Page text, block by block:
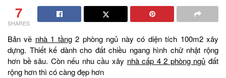
7
SHARES
Bản vẽ nhà 1 tầng2 phòng ngủ này có diện tích 100m2 xây
dựng. Thiết kế dành cho đất chiều ngang hình chữ nhật rộng
hơn bề sâu. Còn nếu nhu cầu xây nhà cấp 4 2 phòng ngủ đất
rộng hơn thì có càng đẹp hơn